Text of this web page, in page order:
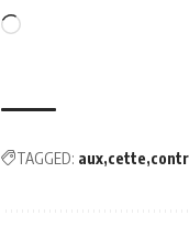
TAGGED: aux cette